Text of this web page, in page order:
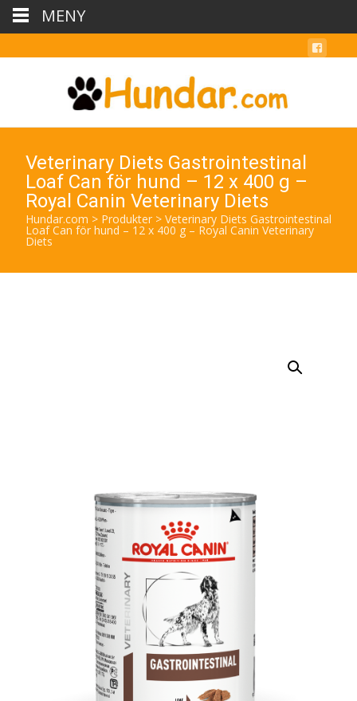
Veterinary Diets Gastrointestinal
Loaf Can för hund – 12 x 400 g –
Royal Canin Veterinary Diets
Hundar.com > Produkter > Veterinary Diets Gastrointestinal
Loaf Can för hund – 12 x 400 g – Royal Canin Veterinary
Diets
MENY